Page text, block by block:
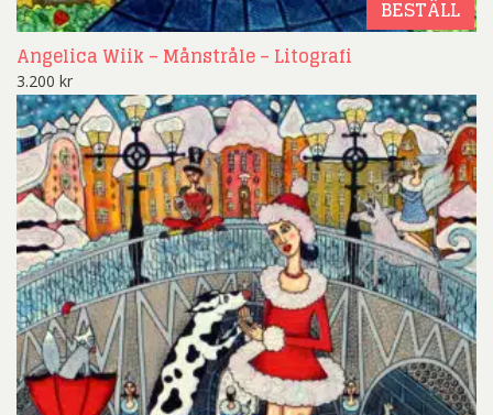
BESTÄLL
Angelica Wiik – Månstråle – Litografi
3.200 kr